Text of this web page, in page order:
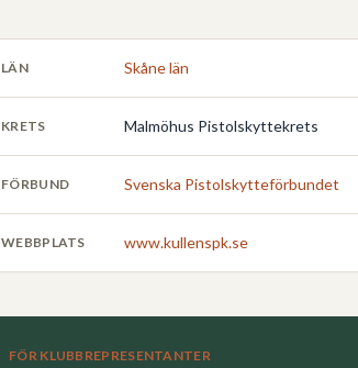
LÄN Skåne län
KRETS Malmöhus Pistolskyttekrets
FÖRBUND Svenska Pistolskytteförbundet
WEBBPLATS www.kullenspk.se
FÖR KLUBBREPRESENTANTER